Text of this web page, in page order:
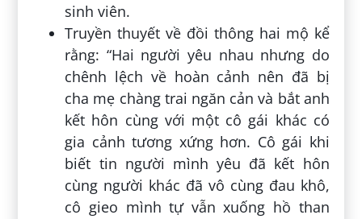
sinh viên.
Truyền thuyết về đồi thông hai mộ kể
rằng: “Hai người yêu nhau nhưng do
chênh lệch về hoàn cảnh nên đã bị
cha mẹ chàng trai ngăn cản và bắt anh
kết hôn cùng với một cô gái khác có
gia cảnh tương xứng hơn. Cô gái khi
biết tin người mình yêu đã kết hôn
cùng người khác đã vô cùng đau khô,
cô gieo mình tự vẫn xuống hồ than